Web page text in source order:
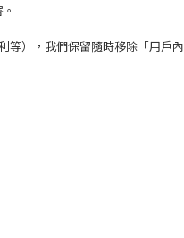
等），我們保留隨時移除「用戶內